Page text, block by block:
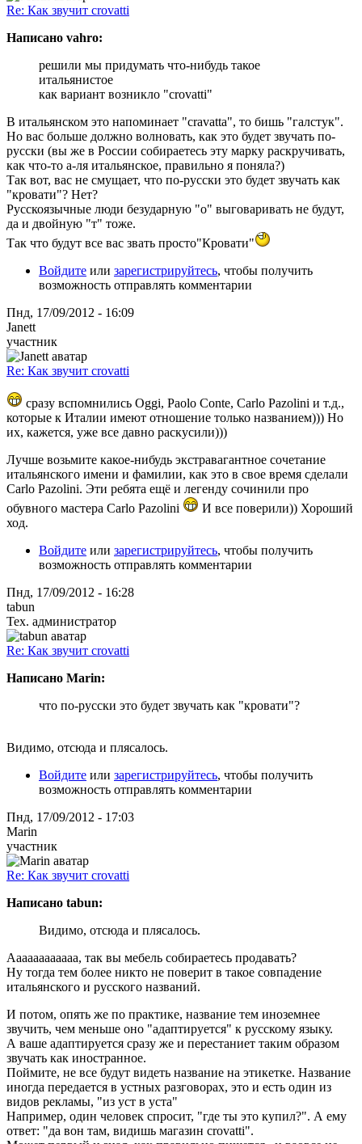
Re: Как звучит crovatti
Написано vahro:
решили мы придумать что-нибудь такое
итальянистое
как вариант возникло "crovatti"
В итальянском это напоминает "cravatta", то бишь "галстук".
Но вас больше должно волновать, как это будет звучать по-
русски (вы же в России собираетесь эту марку раскручивать,
как что-то а-ля итальянское, правильно я поняла?)
Так вот, вас не смущает, что по-русски это будет звучать как
"кровати"? Нет?
Русскоязычные люди безударную "о" выговаривать не будут,
да и двойную "т" тоже.
Так что будут все вас звать просто"Кровати"
Войдите или зарегистрируйтесь, чтобы получить
возможность отправлять комментарии
Пнд, 17/09/2012 - 16:09
Janett
участник
Re: Как звучит crovatti
сразу вспомнились Oggi, Paolo Conte, Carlo Pazolini и т.д.,
которые к Италии имеют отношение только названием))) Но
их, кажется, уже все давно раскусили)))
Лучше возьмите какое-нибудь экстравагантное сочетание
итальянского имени и фамилии, как это в свое время сделали
Carlo Pazolini. Эти ребята ещё и легенду сочинили про
обувного мастера Carlo Pazolini
И все поверили)) Хороший
ход.
Войдите или зарегистрируйтесь, чтобы получить
возможность отправлять комментарии
Пнд, 17/09/2012 - 16:28
tabun
Тех. администратор
Re: Как звучит crovatti
Написано Marin:
что по-русски это будет звучать как "кровати"?
Видимо, отсюда и плясалось.
Войдите или зарегистрируйтесь, чтобы получить
возможность отправлять комментарии
Пнд, 17/09/2012 - 17:03
Marin
участник
Re: Как звучит crovatti
Написано tabun:
Видимо, отсюда и плясалось.
Аааааааааааа, так вы мебель собираетесь продавать?
Ну тогда тем более никто не поверит в такое совпадение
итальянского и русского названий.
И потом, опять же по практике, название тем иноземнее
звучить, чем меньше оно "адаптируется" к русскому языку.
А ваше адаптируется сразу же и перестаниет таким образом
звучать как иностранное.
Поймите, не все будут видеть название на этикетке. Название
иногда передается в устных разговорах, это и есть один из
видов рекламы, "из уст в уста"
Например, один человек спросит, "где ты это купил?". А ему
ответ: "да вон там, видишь магазин crovatti".